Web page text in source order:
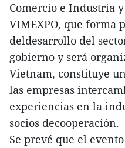
Comercio e Industria
VIMEXPO, que forma
deldesarrollo del
gobierno y será
Vietnam, constituye
las empresas
experiencias en la
socios decooperación.
Se prevé que el